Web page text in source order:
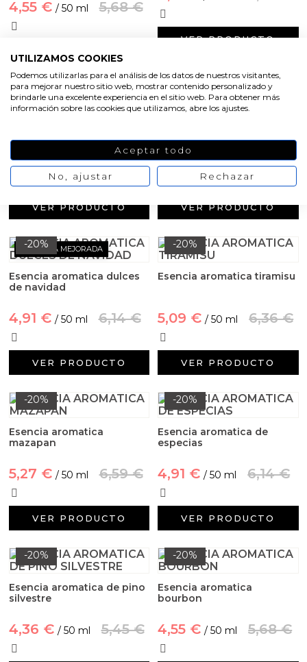
4,55 € / 50 ml 5,68 €
VER PRODUCTO
-20%
5,82 € / 50 ml 7,27 €
VER PRODUCTO
-20%
4,91 € / 50 ml 6,14 €
VER PRODUCTO
-20%
FÓRMULA MEJORADA
Esencia aromatica dulces
de navidad
4,91 € / 50 ml 6,14 €
VER PRODUCTO
-20%
Esencia aromatica tiramisu
5,09 € / 50 ml 6,36 €
VER PRODUCTO
-20%
Esencia aromatica
mazapan
5,27 € / 50 ml 6,59 €
VER PRODUCTO
-20%
Esencia aromatica de
especias
4,91 € / 50 ml 6,14 €
VER PRODUCTO
-20%
Esencia aromatica de pino
silvestre
4,36 € / 50 ml 5,45 €
-20%
Esencia aromatica
bourbon
4,55 € / 50 ml 5,68 €
Aceites y Mantecas
UTILIZAMOS COOKIES
Podemos utilizarlas para el análisis de los datos de nuestros visitantes,
para mejorar nuestro sitio web, mostrar contenido personalizado y
brindarle una excelente experiencia en el sitio web. Para obtener más
información sobre las cookies que utilizamos, abre los ajustes.
Aceptar todo
No, ajustar Rechazar